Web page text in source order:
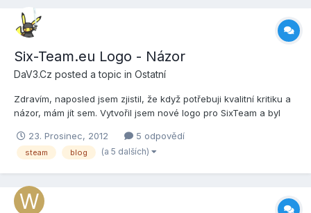
Six-Team.eu Logo - Názor
DaV3.Cz posted a topic in Ostatní
Zdravím, naposled jsem zjistil, že když potřebuji kvalitní kritiku a
názor, mám jít sem. Vytvořil jsem nové logo pro SixTeam a byl
Předem díky za názory...
23. Prosinec, 2012 5 odpovědí
steam blog (a 5 dalších)